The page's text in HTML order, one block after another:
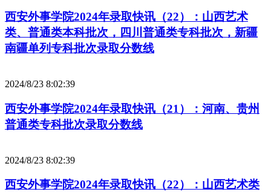
西安外事学院2024年录取快讯（22）：山西艺术
类、普通类本科批次，四川普通类专科批次，新疆
南疆单列专科批次录取分数线
2024/8/23 8:02:39
西安外事学院2024年录取快讯（21）：河南、贵州
普通类专科批次录取分数线
2024/8/23 8:02:39
西安外事学院2024年录取快讯（22）：山西艺术类